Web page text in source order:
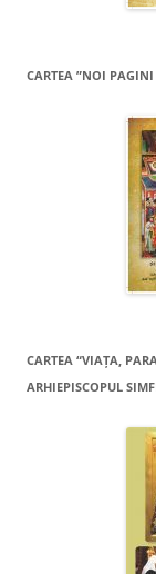
CARTEA ”NOI
CARTEA “VIAŢA,
ARHIEPISCOPUL